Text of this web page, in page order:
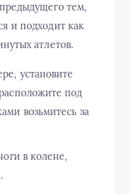
тем,
и подходит как
атлетов.
установите
под
возьмитесь за
в колене,